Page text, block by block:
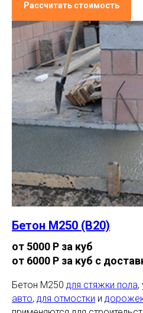
Рассчитать стоимость
Бетон М250 (В20)
от 5000 Р за куб
от 6000 Р за куб с
Бетон М250 для стяжки пола,
авто, для отмостки и